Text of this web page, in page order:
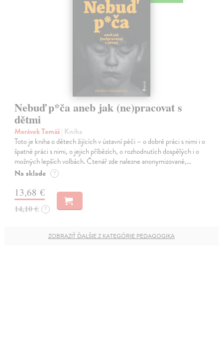
Nebuď p*ča aneb jak (ne)pracovat s
dětmi
Morávek Tomáš| Kniha
Toto je kniha o dětech žijících v ústavní péči – o dobré práci s nimi i o
špatné práci s nimi, o jejich příbězích, o rozhodnutích dospělých i o
možných lepších volbách. Čtenář zde nalezne anonymizované,…
Na sklade ?
13,68 €
14,10 € ?
ZOBRAZIŤ ĎALŠIE Z KATEGÓRIE PEDAGOGIKA